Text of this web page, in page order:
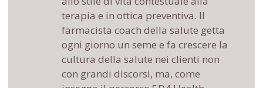
terapia e in ottica preventiva. Il
farmacista coach della salute getta
ogni giorno un seme e fa crescere la
cultura della salute nei clienti non
con grandi discorsi, ma, come